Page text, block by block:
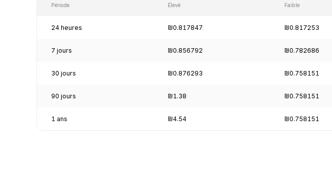
Période Élevé Faible
24 heures ₪0.817847 ₪0.817253
7 jours ₪0.856792 ₪0.782686
30 jours ₪0.876293 ₪0.758151
90 jours ₪1.38 ₪0.758151
1 ans ₪4.54 ₪0.758151